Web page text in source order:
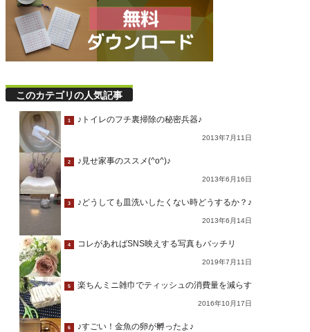
このカテゴリの人気記事
1 ♪トイレのフチ裏掃除の秘密兵器♪
2013年7月11日
2 ♪見せ家事のススメ(^o^)♪
2013年6月16日
3 ♪どうしても皿洗いしたくない時どうするか？♪
2013年6月14日
4 コレがあればSNS映えする写真もバッチリ
2019年7月11日
5 楽ちんミニ雑巾でティッシュの消費量を減らす
2016年10月17日
6 ♪すごい！金魚の卵が孵ったよ♪